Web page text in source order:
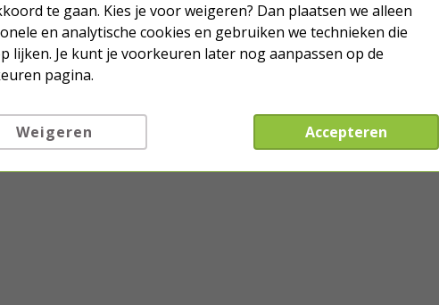
te gaan. Kies je voor weigeren? Dan plaatsen we alleen
en analytische cookies en gebruiken we technieken die
lijken. Je kunt je voorkeuren later nog aanpassen op de
pagina.
Accepteren
Weigeren